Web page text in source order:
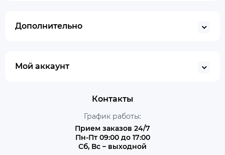
Дополнительно
Мой аккаунт
Контакты
График работы:
Прием заказов 24/7
Пн-Пт 09:00 до 17:00
Сб, Вс – выходной